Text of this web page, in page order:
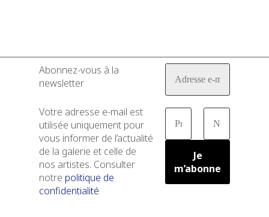
Abonnez-vous à la
newsletter
Votre adresse e-mail est
utilisée uniquement pour
vous informer de l’actualité
de la galerie et celle de
nos artistes. Consulter
notre politique de
confidentialité